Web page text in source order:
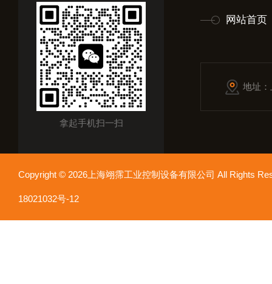
拿起手机扫一扫
网站首页
地址
Copyright © 2026上海翊霈工业控制设备有限公司 All Rights
18021032号-12